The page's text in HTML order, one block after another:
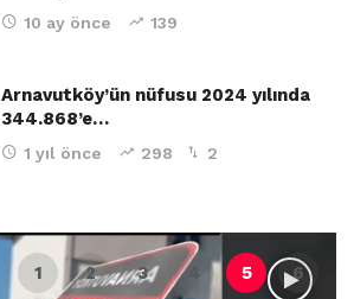
10 ay önce 139
Arnavutköy’ün nüfusu 2024 yılında
344.868’e…
1 yıl önce 298 2